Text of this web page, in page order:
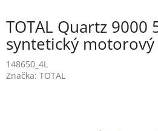
TOTAL Quartz 9000
syntetický
148650_4L
Značka: TOTAL